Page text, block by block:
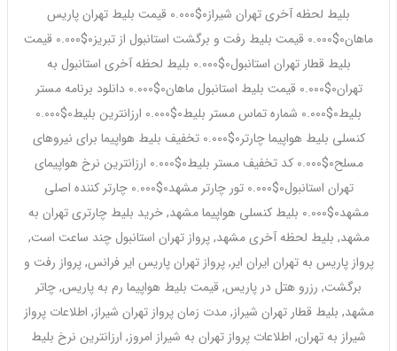
بلیط لحظه آخری تهران شیراز0$0.000 قیمت بلیط تهران پاریس
ماهان0$0.000 قیمت بلیط رفت و برگشت استانبول از تبریز0$0.000 قیمت
بلیط قطار تهران استانبول0$0.000 بلیط لحظه آخری استانبول به
تهران0$0.000 قیمت بلیط استانبول ماهان0$0.000 دانلود برنامه مستر
بلیط0$0.000 شماره تماس مستر بلیط0$0.000 ارزانترین بلیط0$0.000
کنسلی بلیط هواپیما چارتر0$0.000 تخفیف بلیط هواپیما برای نیروهای
مسلح0$0.000 کد تخفیف مستر بلیط0$0.000 ارزانترین نرخ هواپیمای
تهران استانبول0$0.000 تور چارتر مشهد0$0.000 چارتر کننده اصلی
مشهد0$0.000 بلیط کنسلی هواپیما مشهد, خرید بلیط چارتری تهران به
مشهد, بلیط لحظه آخری مشهد, پرواز تهران استانبول چند ساعت است,
پرواز پاریس به تهران ایران ایر, پرواز تهران پاریس ایر فرانس, پرواز رفت و
برگشت, رزرو هتل در پاریس, قیمت بلیط هواپیما رم به پاریس, چاتر
مشهد, بلیط قطار تهران شیراز, مدت زمان پرواز تهران شیراز, اطلاعات پرواز
شیراز به تهران, اطلاعات پرواز تهران به شیراز امروز, ارزانترین نرخ بلیط